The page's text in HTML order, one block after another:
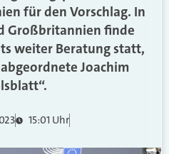
für den Vorschlag. In
Großbritannien finde
weiter Beratung statt,
Joachim
15:01 Uhr